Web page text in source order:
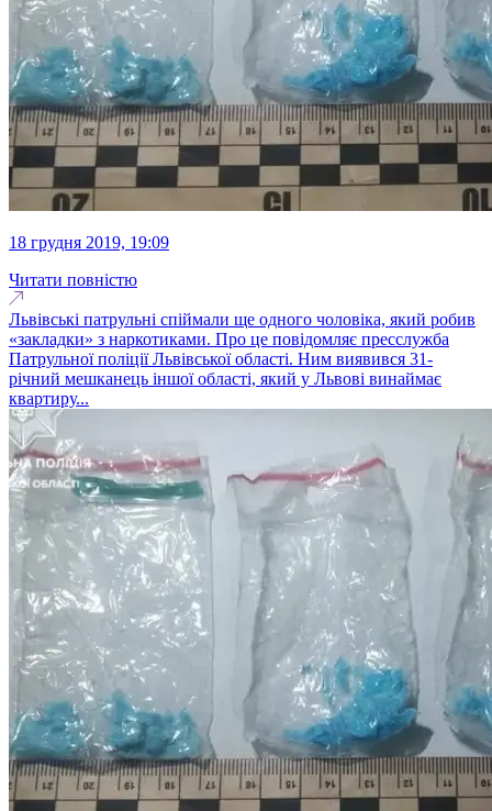
18 грудня 2019, 19:09
Читати повністю
Львівські патрульні спіймали ще одного чоловіка, який робив
«закладки» з наркотиками. Про це повідомляє пресслужба
Патрульної поліції Львівської області. Ним виявився 31-
річний мешканець іншої області, який у Львові винаймає
квартиру...